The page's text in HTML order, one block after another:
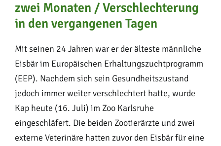
zwei Monaten / Verschlechterung
in den vergangenen Tagen
Mit seinen 24 Jahren war er der älteste männliche
Eisbär im Europäischen Erhaltungszuchtprogramm
(EEP). Nachdem sich sein Gesundheitszustand
jedoch immer weiter verschlechtert hatte, wurde
Kap heute (16. Juli) im Zoo Karlsruhe
eingeschläfert. Die beiden Zootierärzte und zwei
externe Veterinäre hatten zuvor den Eisbär für eine